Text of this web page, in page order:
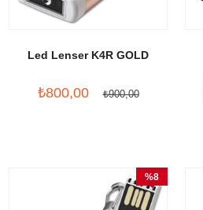
Led Lenser K4R GOLD
₺800,00 ₺900,00
%8
İndirim